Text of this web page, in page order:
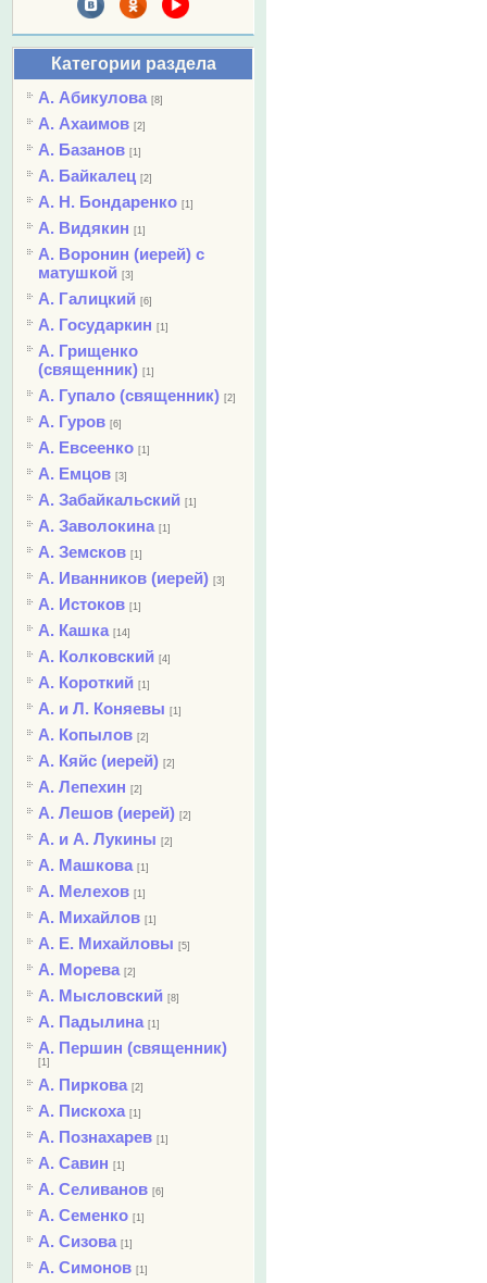
Категории раздела
А. Абикулова [8]
А. Ахаимов [2]
А. Базанов [1]
А. Байкалец [2]
А. Н. Бондаренко [1]
А. Видякин [1]
А. Воронин (иерей) с
матушкой [3]
А. Галицкий [6]
А. Государкин [1]
А. Грищенко
(священник) [1]
А. Гупало (священник) [2]
А. Гуров [6]
А. Евсеенко [1]
А. Емцов [3]
А. Забайкальский [1]
А. Заволокина [1]
А. Земсков [1]
А. Иванников (иерей) [3]
А. Истоков [1]
А. Кашка [14]
А. Колковский [4]
А. Короткий [1]
А. и Л. Коняевы [1]
А. Копылов [2]
А. Кяйс (иерей) [2]
А. Лепехин [2]
А. Лешов (иерей) [2]
А. и А. Лукины [2]
А. Машкова [1]
А. Мелехов [1]
А. Михайлов [1]
А. Е. Михайловы [5]
А. Морева [2]
А. Мысловский [8]
А. Падылина [1]
А. Першин (священник)
[1]
А. Пиркова [2]
А. Пискоха [1]
А. Познахарев [1]
А. Савин [1]
А. Селиванов [6]
А. Семенко [1]
А. Сизова [1]
А. Симонов [1]